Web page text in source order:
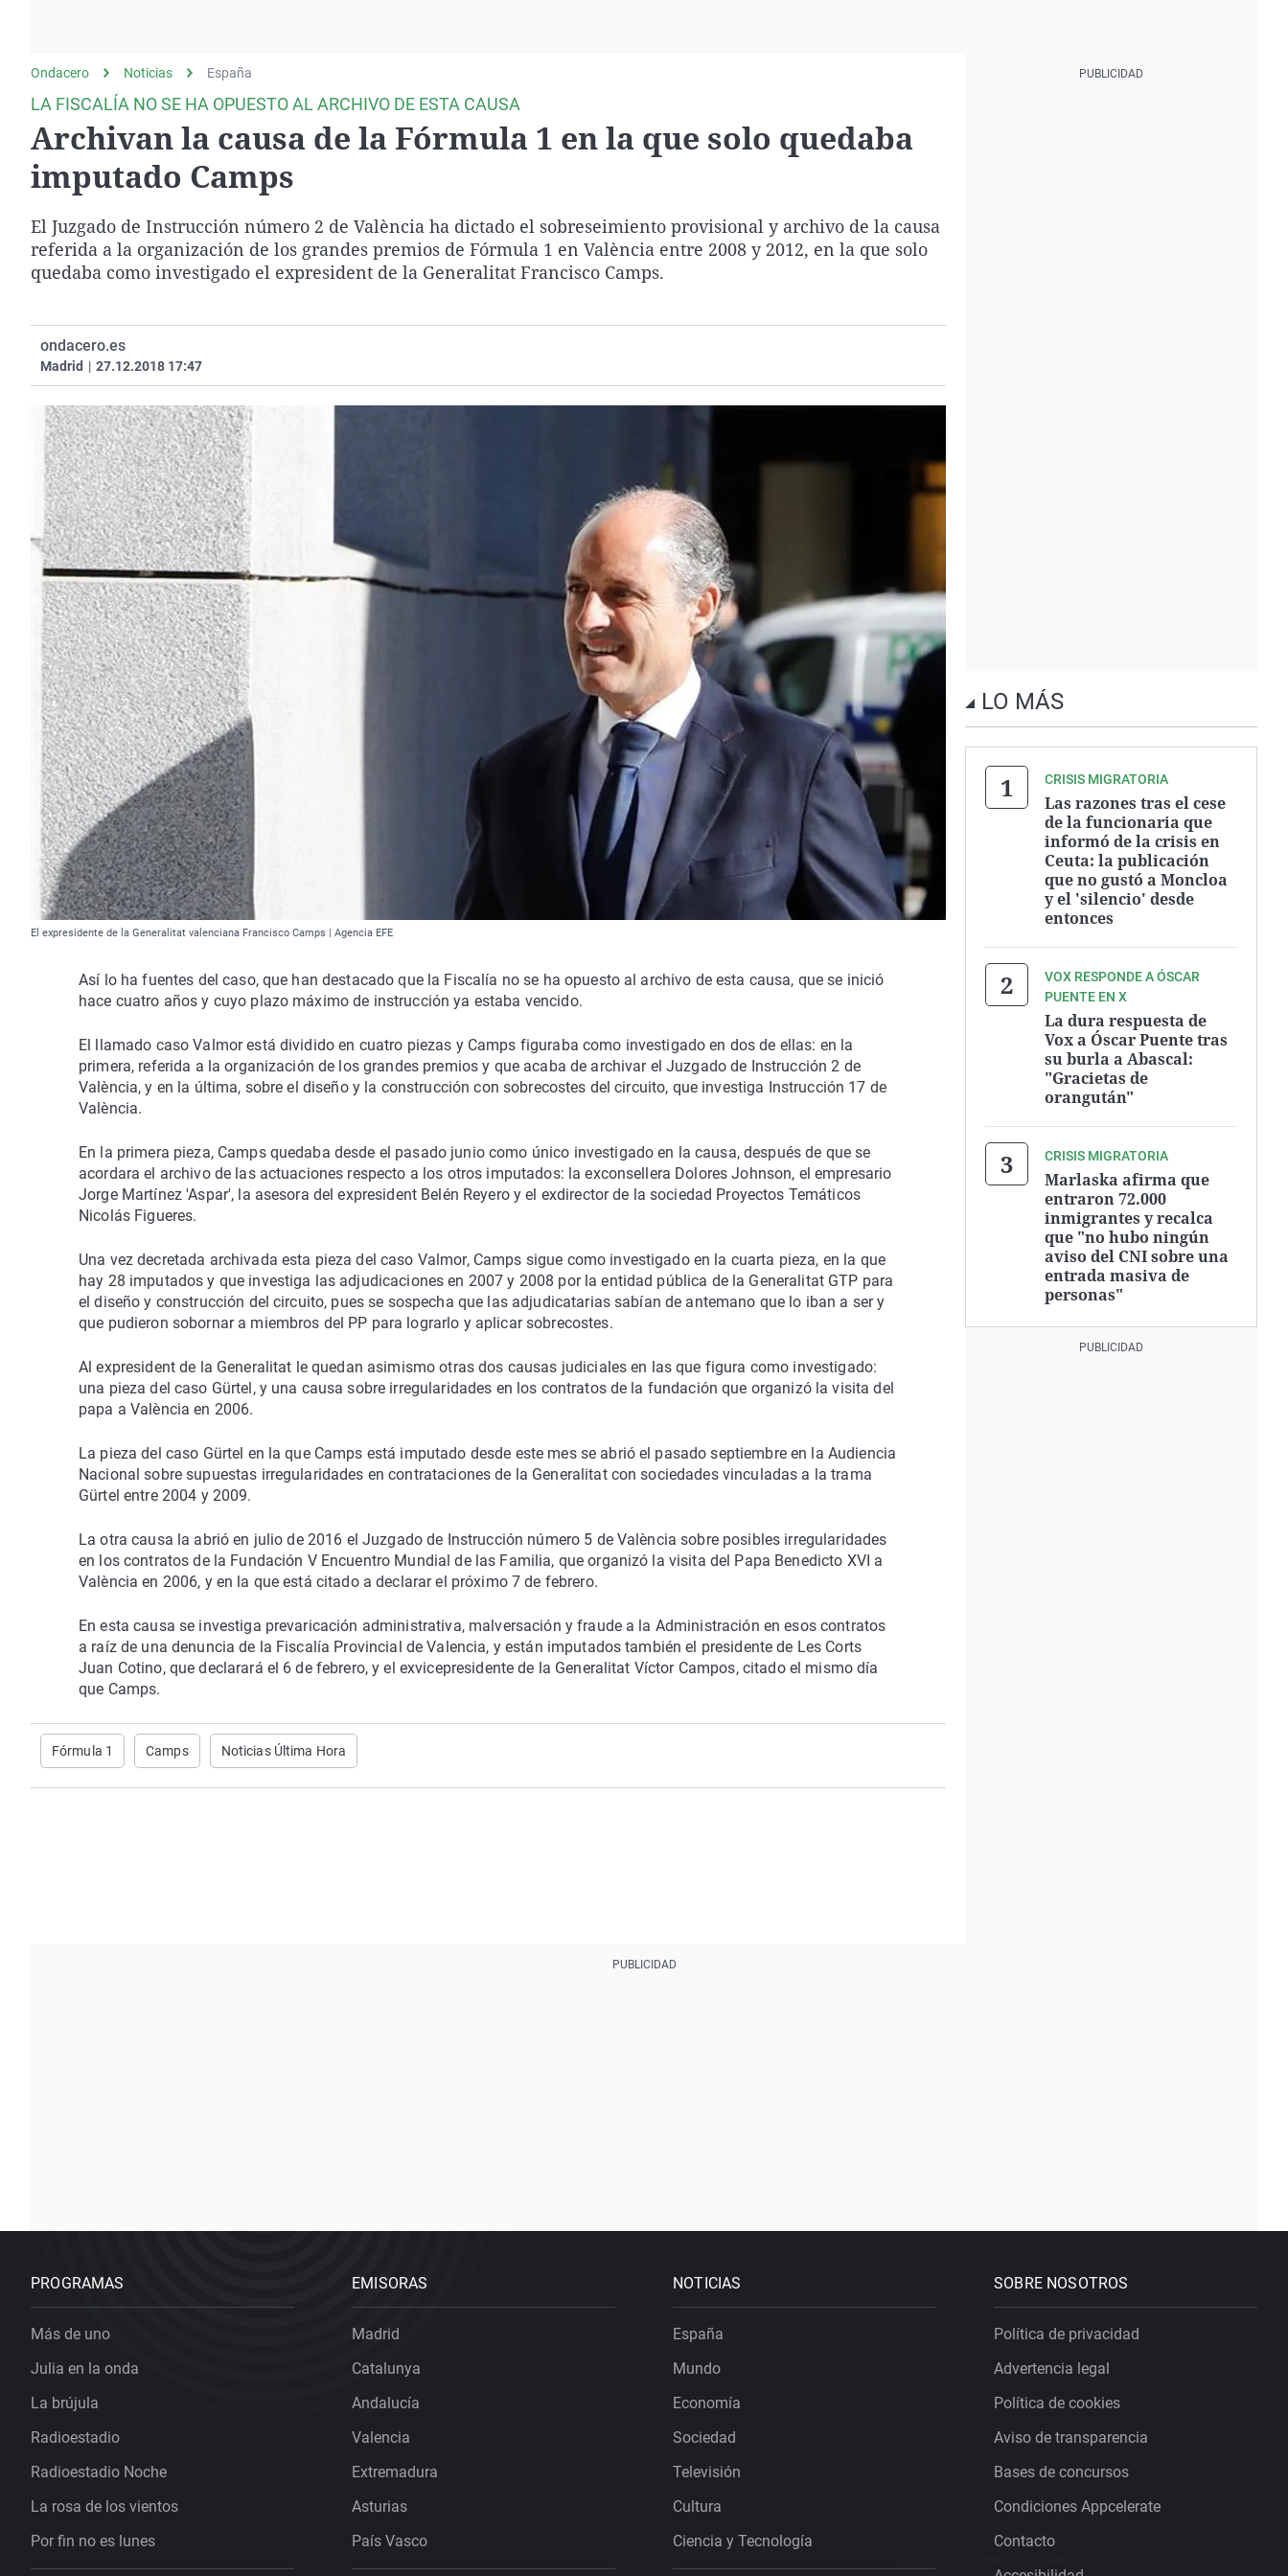
Como el perro y elEquipo de investigación
Operación ViudaNavarra
País Vasco
Ondacero Noticias España
LA FISCALÍA NO SE HA OPUESTO AL ARCHIVO DE ESTA CAUSA
Archivan la causa de la Fórmula 1 en la que solo quedaba
imputado Camps
El Juzgado de Instrucción número 2 de València ha dictado el sobreseimiento provisional y archivo de la causa
referida a la organización de los grandes premios de Fórmula 1 en València entre 2008 y 2012, en la que solo
quedaba como investigado el expresident de la Generalitat Francisco Camps.
ondacero.es
Madrid | 27.12.2018 17:47
El expresidente de la Generalitat valenciana Francisco Camps | Agencia EFE
Así lo ha fuentes del caso, que han destacado que la Fiscalía no se ha opuesto al archivo de esta causa, que se inició
hace cuatro años y cuyo plazo máximo de instrucción ya estaba vencido.
El llamado caso Valmor está dividido en cuatro piezas y Camps figuraba como investigado en dos de ellas: en la
primera, referida a la organización de los grandes premios y que acaba de archivar el Juzgado de Instrucción 2 de
València, y en la última, sobre el diseño y la construcción con sobrecostes del circuito, que investiga Instrucción 17 de
València.
En la primera pieza, Camps quedaba desde el pasado junio como único investigado en la causa, después de que se
acordara el archivo de las actuaciones respecto a los otros imputados: la exconsellera Dolores Johnson, el empresario
Jorge Martínez 'Aspar', la asesora del expresident Belén Reyero y el exdirector de la sociedad Proyectos Temáticos
Nicolás Figueres.
Una vez decretada archivada esta pieza del caso Valmor, Camps sigue como investigado en la cuarta pieza, en la que
hay 28 imputados y que investiga las adjudicaciones en 2007 y 2008 por la entidad pública de la Generalitat GTP para
el diseño y construcción del circuito, pues se sospecha que las adjudicatarias sabían de antemano que lo iban a ser y
que pudieron sobornar a miembros del PP para lograrlo y aplicar sobrecostes.
Al expresident de la Generalitat le quedan asimismo otras dos causas judiciales en las que figura como investigado:
una pieza del caso Gürtel, y una causa sobre irregularidades en los contratos de la fundación que organizó la visita del
papa a València en 2006.
La pieza del caso Gürtel en la que Camps está imputado desde este mes se abrió el pasado septiembre en la Audiencia
Nacional sobre supuestas irregularidades en contrataciones de la Generalitat con sociedades vinculadas a la trama
Gürtel entre 2004 y 2009.
La otra causa la abrió en julio de 2016 el Juzgado de Instrucción número 5 de València sobre posibles irregularidades
en los contratos de la Fundación V Encuentro Mundial de las Familia, que organizó la visita del Papa Benedicto XVI a
València en 2006, y en la que está citado a declarar el próximo 7 de febrero.
En esta causa se investiga prevaricación administrativa, malversación y fraude a la Administración en esos contratos
a raíz de una denuncia de la Fiscalía Provincial de Valencia, y están imputados también el presidente de Les Corts
Juan Cotino, que declarará el 6 de febrero, y el exvicepresidente de la Generalitat Víctor Campos, citado el mismo día
que Camps.
Fórmula 1 Camps Noticias Última Hora
LO MÁS
CRISIS MIGRATORIA
Las razones tras el cese
de la funcionaria que
informó de la crisis en
Ceuta: la publicación
que no gustó a Moncloa
y el 'silencio' desde
entonces
VOX RESPONDE A ÓSCAR
PUENTE EN X
La dura respuesta de
Vox a Óscar Puente tras
su burla a Abascal:
"Gracietas de
orangután"
CRISIS MIGRATORIA
Marlaska afirma que
entraron 72.000
inmigrantes y recalca
que "no hubo ningún
aviso del CNI sobre una
entrada masiva de
personas"
PROGRAMAS
Más de uno
Julia en la onda
La brújula
Radioestadio
Radioestadio Noche
La rosa de los vientos
Por fin no es lunes
EMISORAS
Madrid
Catalunya
Andalucía
Valencia
Extremadura
Asturias
País Vasco
NOTICIAS
España
Mundo
Economía
Sociedad
Televisión
Cultura
Ciencia y Tecnología
SOBRE NOSOTROS
Política de privacidad
Advertencia legal
Política de cookies
Aviso de transparencia
Bases de concursos
Condiciones Appcelerate
Contacto